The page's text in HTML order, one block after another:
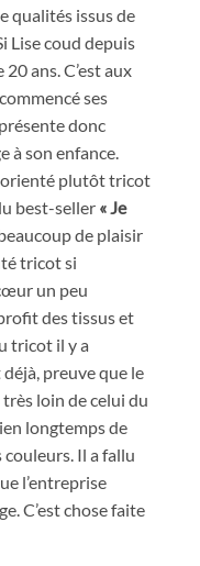
qualités issus de
Lise coud depuis
ans. C’est aux
ses
donc
à son enfance.
orienté plutôt tricot
best-seller « Je
de plaisir
tricot si
un peu
des tissus et
tricot il y a
preuve que le
très loin de celui du
longtemps de
Il a fallu
l’entreprise
C’est chose faite